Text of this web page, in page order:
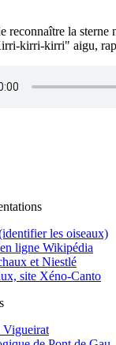
reconnaître la sterne
kirri-kirri" aigu,
les oiseaux)
ligne Wikipédia
et Niestlé
site Xéno-Canto
Vigueirat